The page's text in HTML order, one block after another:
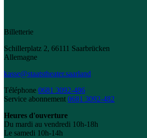
Billetterie
Schillerplatz 2, 66111 Saarbrücken
Allemagne
kasse@staatstheater.saarland
Téléphone 0681 3092-486
Service abonnement 0681 3092-482
Heures d'ouverture
Du mardi au vendredi 10h-18h
Le samedi 10h-14h